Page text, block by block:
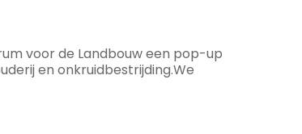
voor de Landbouw een pop-up
en onkruidbestrijding.We